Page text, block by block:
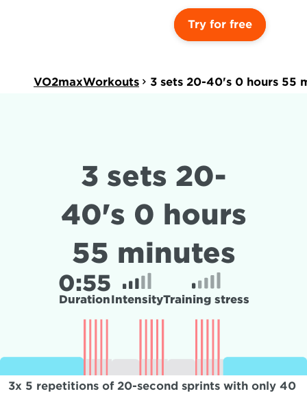
Try for free
VO2maxWorkouts 3 sets 20-40's 0 hours 55
3 sets 20-
40's 0 hours
55 minutes
0:55
DurationIntensityTraining stress
3x 5 repetitions of 20-second sprints with only 40